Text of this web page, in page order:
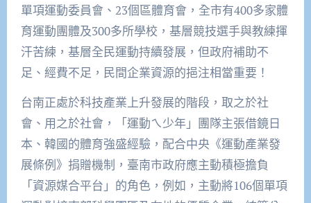
單項運動委員會、23個區體育會，全市有400多家體
育運動團體及300多所學校，基層競技選手與教練揮
汗苦練，基層全民運動持續發展，但政府補助不
足、經費不足，民間企業資源的挹注相當重要！
台南正處於科技產業上升發展的階段，取之於社
會、用之於社會，「運動ㄟ少年」團隊主張借鏡日
本、韓國的體育強盛經驗，配合中央《運動產業發
展條例》捐贈機制，臺南市政府應主動積極擔負
「資源媒合平台」的角色，例如，主動將106個單項